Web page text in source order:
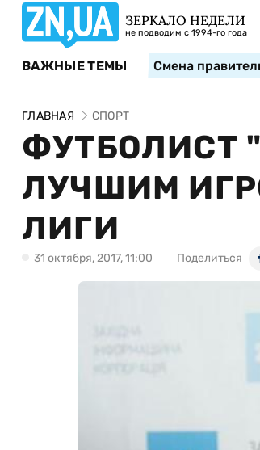
ЗЕРКАЛО НЕДЕЛИ
не подводим с 1994-го года
ВАЖНЫЕ ТЕМЫ Смена
ГЛАВНАЯ СПОРТ
ФУТБОЛИСТ
ЛУЧШИМ
ЛИГИ
31 октября, 2017, 11:00 Поделиться